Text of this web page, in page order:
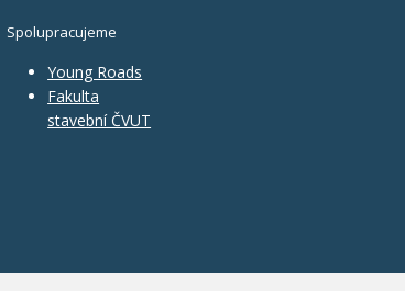
Spolupracujeme
Young Roads
Fakulta
stavební ČVUT